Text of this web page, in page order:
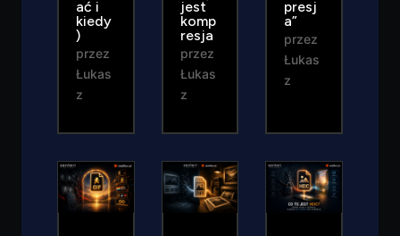
ać i
kiedy
)
przez
Łukas
z
jest
komp
resja
przez
Łukas
z
presj
a”
przez
Łukas
z